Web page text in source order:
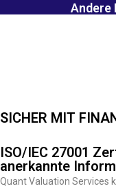
Andere
SICHER MIT
ISO/IEC 27001
anerkannte
Quant Valuation Services